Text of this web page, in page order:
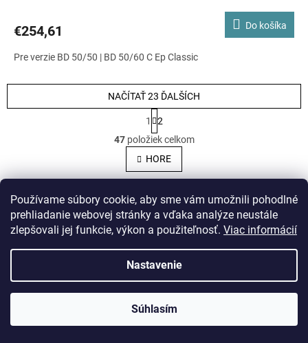
Používame súbory cookie, aby sme vám umožnili pohodlné
prehliadanie webovej stránky a vďaka analýze neustále
zlepšovali jej funkcie, výkon a použiteľnosť. Viac informácií
Nastavenie
Súhlasím
€254,61 Do košíka
Pre verzie BD 50/50 | BD 50/60 C Ep Classic
O
v
l
á
d
a
c
i
e
p
NAČÍTAŤ 23 ĎALŠÍCH
t
r
á
n
k
v
a
n
i
1
2
47položiek celkom
HORE